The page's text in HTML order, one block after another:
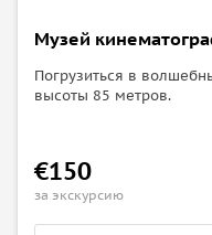
Музей
Погрузиться в
высоты 85 метров.
€150
за экскурсию